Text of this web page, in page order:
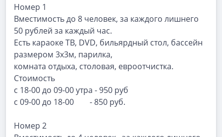
Номер 1
Вместимость до 8 человек, за каждого лишнего
50 рублей за каждый час.
Есть караоке ТВ, DVD, бильярдный стол, бассейн
размером 3х3м, парилка,
комната отдыха, столовая, евроотчистка.
Стоимость
с 18-00 до 09-00 утра - 950 руб
с 09-00 до 18-00 - 850 руб.
Номер 2